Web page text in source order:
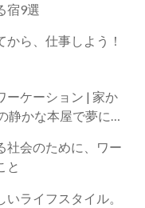
宿9選
ら、仕事しよう！
ーケーション | 家か
静かな本屋で夢に近
社会のために、ワー
と
ライフスタイル。